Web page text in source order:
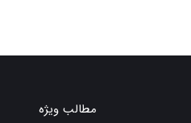
مطالب ویژه